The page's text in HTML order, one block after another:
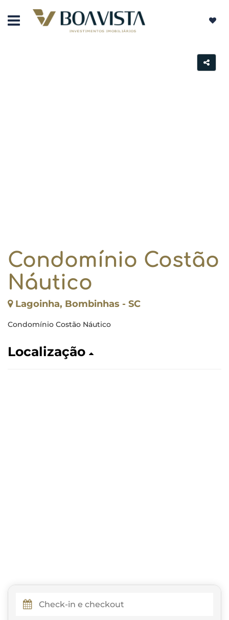
Condomínio Costão
Náutico
Lagoinha, Bombinhas - SC
Condomínio Costão Náutico
Localização